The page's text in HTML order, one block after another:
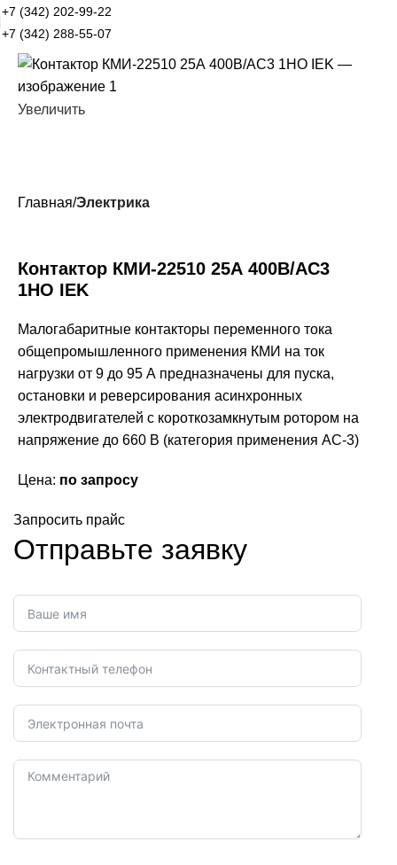
+7 (342) 202-99-22
+7 (342) 288-55-07
Увеличить
Главная Электрика
Контактор КМИ-22510 25А 400В/АС3
1НО IEK
Малогабаритные контакторы переменного тока
общепромышленного применения КМИ на ток
нагрузки от 9 до 95 А предназначены для пуска,
остановки и реверсирования асинхронных
электродвигателей с короткозамкнутым ротором на
напряжение до 660 В (категория применения АС-3)
Цена: по запросу
Запросить прайс
Отправьте заявку